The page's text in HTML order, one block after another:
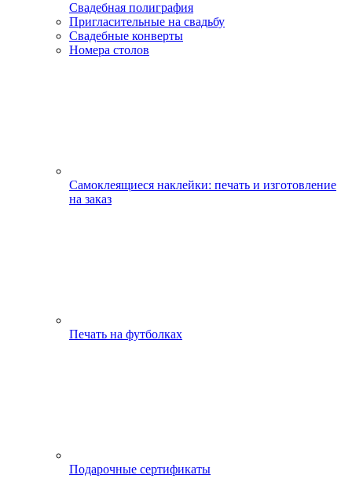
Свадебная полиграфия
Пригласительные на свадьбу
Свадебные конверты
Номера столов
Самоклеящиеся наклейки: печать и изготовление
на заказ
Печать на футболках
Подарочные сертификаты